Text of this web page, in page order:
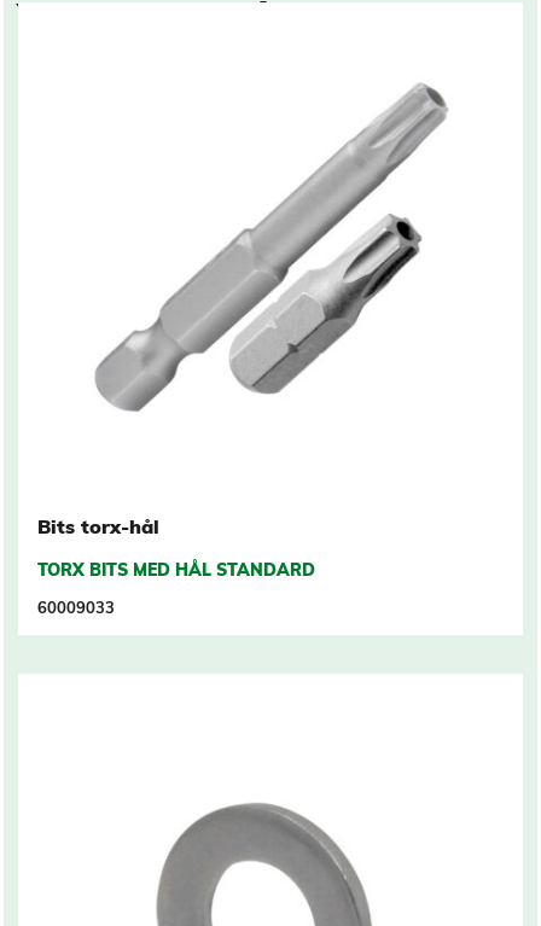
You may also like…
Bits torx-hål
TORX BITS MED HÅL STANDARD
60009033